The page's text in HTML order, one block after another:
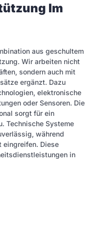
Im
aus geschultem
Wir arbeiten nicht
sondern auch mit
ergänzt. Dazu
elektronische
oder Sensoren. Die
sorgt für ein
Technische Systeme
während
eingreifen. Diese
in